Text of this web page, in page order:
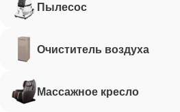
Пылесос
Очиститель воздуха
Массажное кресло